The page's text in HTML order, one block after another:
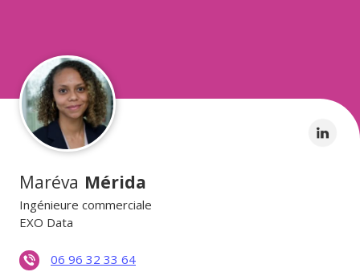
Maréva Mérida
Ingénieure commerciale
EXO Data
06 96 32 33 64